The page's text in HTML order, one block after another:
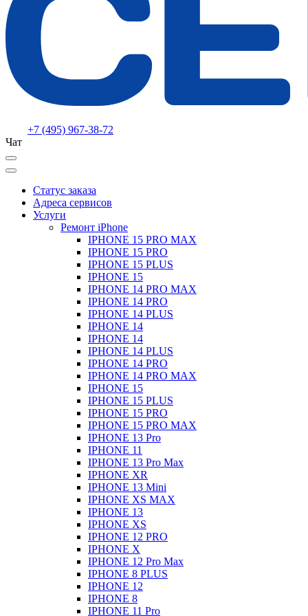
+7 (495) 967-38-72
Чат
Статус заказа
Адреса сервисов
Услуги
Ремонт iPhone
IPHONE 15 PRO MAX
IPHONE 15 PRO
IPHONE 15 PLUS
IPHONE 15
IPHONE 14 PRO MAX
IPHONE 14 PRO
IPHONE 14 PLUS
IPHONE 14
IPHONE 14
IPHONE 14 PLUS
IPHONE 14 PRO
IPHONE 14 PRO MAX
IPHONE 15
IPHONE 15 PLUS
IPHONE 15 PRO
IPHONE 15 PRO MAX
IPHONE 13 Pro
IPHONE 11
IPHONE 13 Pro Max
IPHONE XR
IPHONE 13 Mini
IPHONE XS MAX
IPHONE 13
IPHONE XS
IPHONE 12 PRO
IPHONE X
IPHONE 12 Pro Max
IPHONE 8 PLUS
IPHONE 12
IPHONE 8
IPHONE 11 Pro